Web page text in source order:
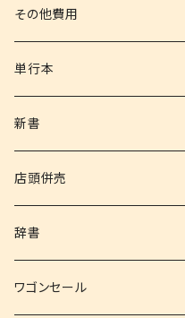
その他書籍
書籍以外
その他費用
単行本
新書
店頭併売
辞書
ワゴンセール